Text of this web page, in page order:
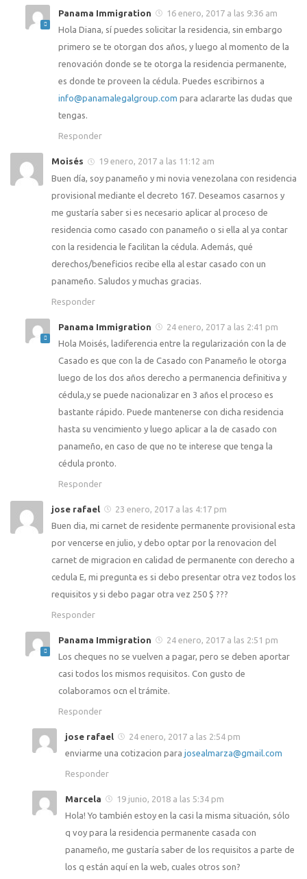
Panama Immigration
16 enero, 2017 a las 9:36 am
Hola Diana, sí puedes solicitar la residencia, sin embargo
primero se te otorgan dos años, y luego al momento de la
renovación donde se te otorga la residencia permanente,
es donde te proveen la cédula. Puedes escribirnos a
info@panamalegalgroup.com para aclararte las dudas que
tengas.
Responder
Moisés
19 enero, 2017 a las 11:12 am
Buen día, soy panameño y mi novia venezolana con residencia
provisional mediante el decreto 167. Deseamos casarnos y
me gustaría saber si es necesario aplicar al proceso de
residencia como casado con panameño o si ella al ya contar
con la residencia le facilitan la cédula. Además, qué
derechos/beneficios recibe ella al estar casado con un
panameño. Saludos y muchas gracias.
Responder
Panama Immigration
24 enero, 2017 a las 2:41 pm
Hola Moisés, ladiferencia entre la regularización con la de
Casado es que con la de Casado con Panameño le otorga
luego de los dos años derecho a permanencia definitiva y
cédula,y se puede nacionalizar en 3 años el proceso es
bastante rápido. Puede mantenerse con dicha residencia
hasta su vencimiento y luego aplicar a la de casado con
panameño, en caso de que no te interese que tenga la
cédula pronto.
Responder
jose rafael
23 enero, 2017 a las 4:17 pm
Buen dia, mi carnet de residente permanente provisional esta
por vencerse en julio, y debo optar por la renovacion del
carnet de migracion en calidad de permanente con derecho a
cedula E, mi pregunta es si debo presentar otra vez todos los
requisitos y si debo pagar otra vez 250 $ ???
Responder
Panama Immigration
24 enero, 2017 a las 2:51 pm
Los cheques no se vuelven a pagar, pero se deben aportar
casi todos los mismos requisitos. Con gusto de
colaboramos ocn el trámite.
Responder
jose rafael
24 enero, 2017 a las 2:54 pm
enviarme una cotizacion para josealmarza@gmail.com
Responder
Marcela
19 junio, 2018 a las 5:34 pm
Hola! Yo también estoy en la casi la misma situación, sólo
q voy para la residencia permanente casada con
panameño, me gustaría saber de los requisitos a parte de
los q están aquí en la web, cuales otros son?